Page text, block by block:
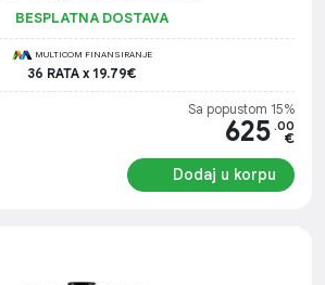
BESPLATNA DOSTAVA
MULTICOM FINANSIRANJE
36 RATA x 19.79€
Sa popustom 15%
625 .00
€
Dodaj u korpu